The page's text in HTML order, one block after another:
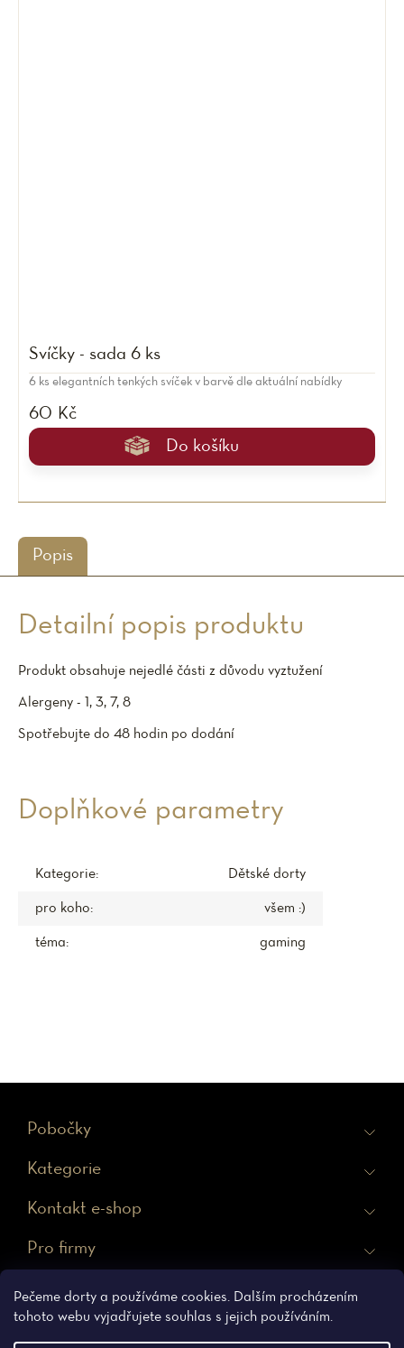
Pečeme dorty a používáme cookies. Dalším procházením
tohoto webu vyjadřujete souhlas s jejich používáním.
Svíčky - sada 6 ks
60 Kč
Do košíku
6 ks elegantních tenkých svíček v barvě dle aktuální nabídky
Popis
Detailní popis produktu
Produkt obsahuje nejedlé části z důvodu vyztužení
Alergeny - 1, 3, 7, 8
Spotřebujte do 48 hodin po dodání
Doplňkové parametry
Kategorie: Dětské dorty
pro koho: všem :)
téma: gaming
Pobočky
Kategorie
Kontakt e-shop
Pro firmy
Ochrana osobních údajů Obchodní podmínky